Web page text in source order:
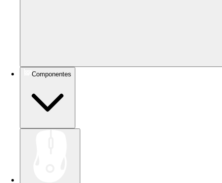
Componentes